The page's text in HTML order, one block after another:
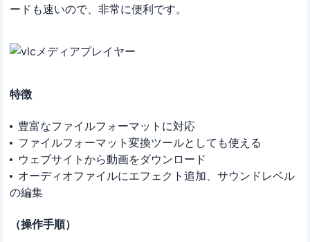
ードも速いので、非常に便利です。
特徴
豊富なファイルフォーマットに対応
ファイルフォーマット変換ツールとしても使える
ウェブサイトから動画をダウンロード
オーディオファイルにエフェクト追加、サウンドレベル
の編集
（操作手順）